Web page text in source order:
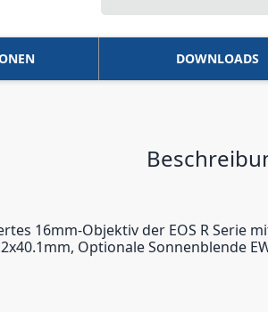
DOWNLOADS
16mm-Objektiv der EOS R Serie
Optionale Sonnenblende